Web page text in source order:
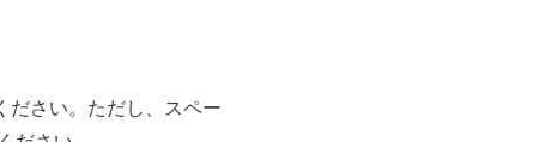
ださい。ただし、スペー